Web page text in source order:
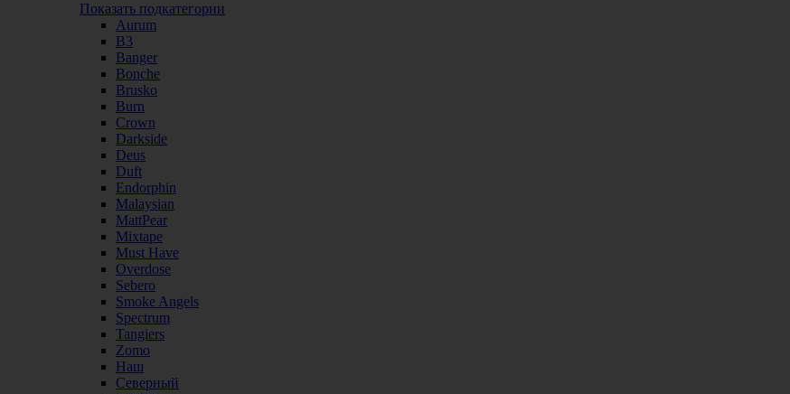
Показать подкатегории
Aurum
B3
Banger
Bonche
Brusko
Burn
Crown
Darkside
Deus
Duft
Endorphin
Malaysian
MattPear
Mixtape
Must Have
Overdose
Sebero
Smoke Angels
Spectrum
Tangiers
Zomo
Наш
Северный